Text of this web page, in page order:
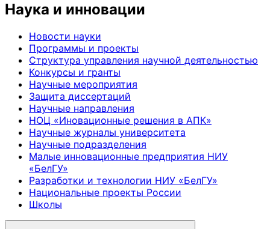
Наука и инновации
Новости науки
Программы и проекты
Структура управления научной деятельностью
Конкурсы и гранты
Научные мероприятия
Защита диссертаций
Научные направления
НОЦ «Иновационные решения в АПК»
Научные журналы университета
Научные подразделения
Малые инновационные предприятия НИУ
«БелГУ»
Разработки и технологии НИУ «БелГУ»
Национальные проекты России
Школы